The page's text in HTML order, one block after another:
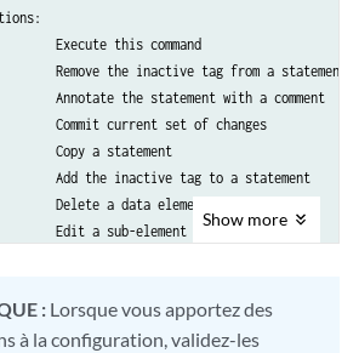
Execute this command
Remove the inactive tag from a statement
Annotate the statement with a comment
Commit current set of changes
Copy a statement
Add the inactive tag to a statement
Delete a data element
Edit a sub-element
Provide help information
Insert a new ordered data element
Load configuration from ASCII file
Show more
: Lorsque vous apportez des
à la configuration, validez-les